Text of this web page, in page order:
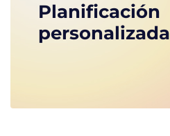
Planificación
personalizada